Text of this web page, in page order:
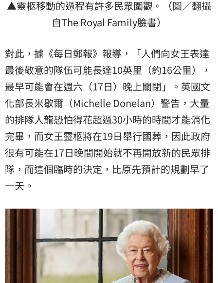
▲靈柩移動的過程有許多民眾圍觀。（圖／翻攝
自The Royal Family臉書）
對此，據《每日郵報》報導，「人們向女王表達
最後敬意的隊伍可能長達10英里（約16公里），
最早可能會在週六（17日）晚上關閉」。英國文
化部長米歇爾（Michelle Donelan）警告，大量
的排隊人龍恐怕得花超過30小時的時間才能消化
完畢，而女王靈柩將在19日舉行國葬，因此政府
很有可能在17日晚間開始就不再開放新的民眾排
隊，而這個臨時的決定，比原先預計的規劃早了
一天。